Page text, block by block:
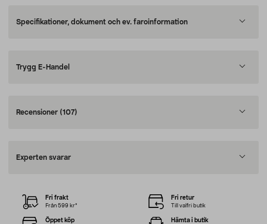
Specifikationer, dokument och ev. faroinformation
Trygg E-Handel
Recensioner (107)
Experten svarar
Fri frakt
Från 599 kr*
Fri retur
Till valfri butik
Öppet köp Hämta i butik